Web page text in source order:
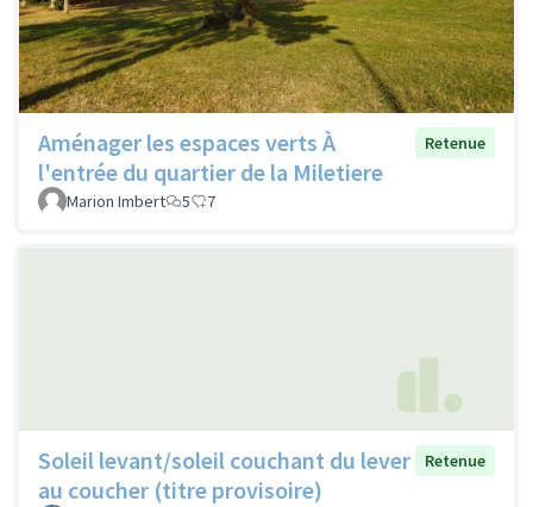
Aménager les espaces verts À
l'entrée du quartier de la Miletiere
Retenue
Marion Imbert 5 7
Soleil levant/soleil couchant du lever
au coucher (titre provisoire)
Retenue